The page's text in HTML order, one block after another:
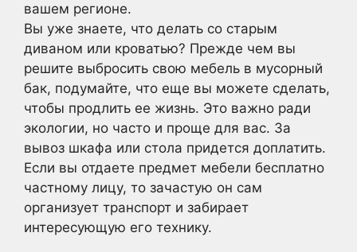
вашем регионе.
Вы уже знаете, что делать со старым
диваном или кроватью? Прежде чем вы
решите выбросить свою мебель в мусорный
бак, подумайте, что еще вы можете сделать,
чтобы продлить ее жизнь. Это важно ради
экологии, но часто и проще для вас. За
вывоз шкафа или стола придется доплатить.
Если вы отдаете предмет мебели бесплатно
частному лицу, то зачастую он сам
организует транспорт и забирает
интересующую его технику.